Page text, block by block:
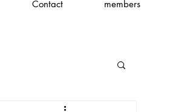
Contact members